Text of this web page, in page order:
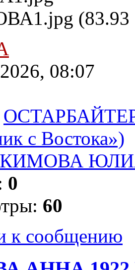
(83.93
08:07
с Востока»)
0
60
к сообщению